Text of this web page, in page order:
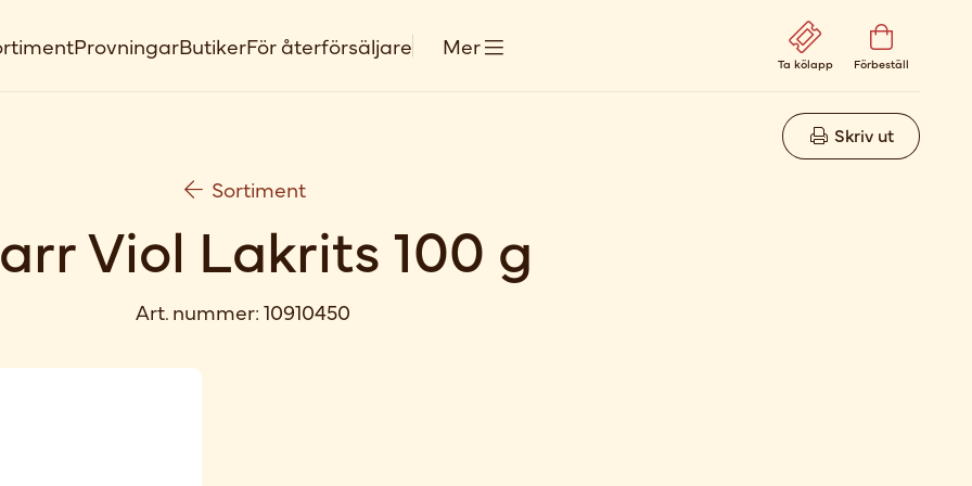
ProvningarButikerFör återförsäljare Mer
Ta kölapp Förbeställ
Skriv ut
Sortiment
Viol Lakrits 100 g
Art. nummer:10910450